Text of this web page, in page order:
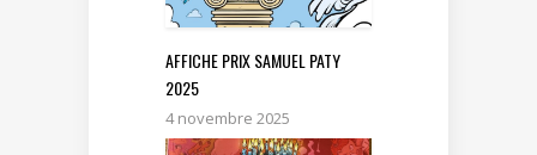
AFFICHE PRIX SAMUEL PATY
2025
4 novembre 2025